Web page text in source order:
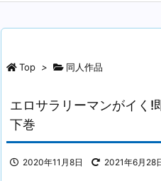
Top > 同人作品
エロサラリーマンがイく!
下巻
2020年11月8日 2021年6月28